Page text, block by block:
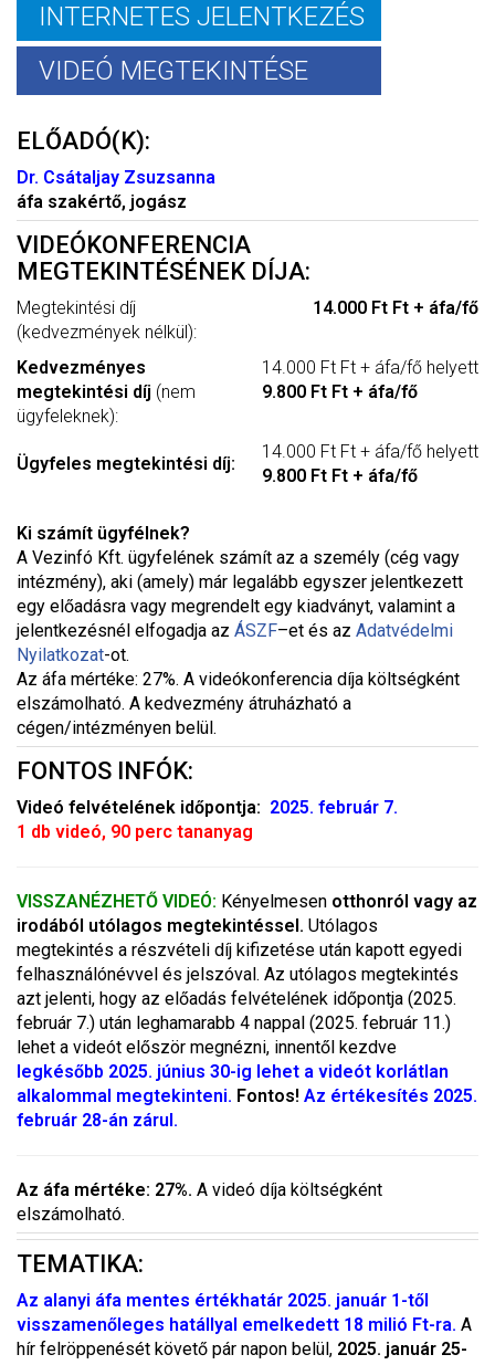
INTERNETES JELENTKEZÉS
VIDEÓ MEGTEKINTÉSE
ELŐADÓ(K):
Dr. Csátaljay Zsuzsanna
áfa szakértő, jogász
VIDEÓKONFERENCIA
MEGTEKINTÉSÉNEK DÍJA:
Megtekintési díj
(kedvezmények nélkül):
14.000 Ft Ft + áfa/fő
Kedvezményes
megtekintési díj (nem
ügyfeleknek):
14.000 Ft Ft + áfa/fő helyett
9.800 Ft Ft + áfa/fő
Ügyfeles megtekintési díj:
14.000 Ft Ft + áfa/fő helyett
9.800 Ft Ft + áfa/fő
Ki számít ügyfélnek?
A Vezinfó Kft. ügyfelének számít az a személy (cég vagy
intézmény), aki (amely) már legalább egyszer jelentkezett
egy előadásra vagy megrendelt egy kiadványt, valamint a
jelentkezésnél elfogadja az ÁSZF–et és az Adatvédelmi
Nyilatkozat-ot.
Az áfa mértéke: 27%. A videókonferencia díja költségként
elszámolható. A kedvezmény átruházható a
cégen/intézményen belül.
FONTOS INFÓK:
Videó felvételének időpontja: 2025. február 7.
1 db videó, 90 perc tananyag
VISSZANÉZHETŐ VIDEÓ: Kényelmesen otthonról vagy az
irodából utólagos megtekintéssel. Utólagos
megtekintés a részvételi díj kifizetése után kapott egyedi
felhasználónévvel és jelszóval. Az utólagos megtekintés
azt jelenti, hogy az előadás felvételének időpontja (2025.
február 7.) után leghamarabb 4 nappal (2025. február 11.)
lehet a videót először megnézni, innentől kezdve
legkésőbb 2025. június 30-ig lehet a videót korlátlan
alkalommal megtekinteni. Fontos! Az értékesítés 2025.
február 28-án zárul.
Az áfa mértéke: 27%. A videó díja költségként
elszámolható.
TEMATIKA:
Az alanyi áfa mentes értékhatár 2025. január 1-től
visszamenőleges hatállyal emelkedett 18 milió Ft-ra. A
hír felröppenését követő pár napon belül, 2025. január 25-